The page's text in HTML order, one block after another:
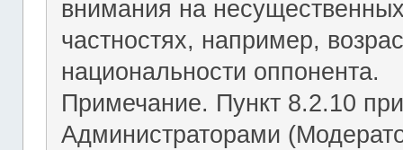
внимания на
частностях, например,
национальности оппонента.
Примечание. Пункт 8.2.10
Администраторами